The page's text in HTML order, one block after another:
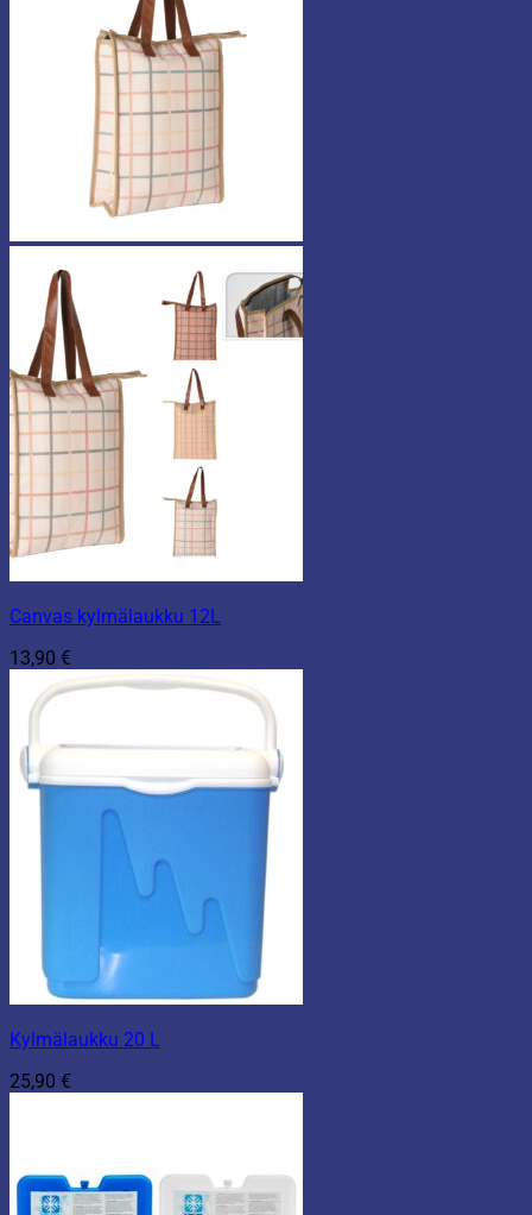
Canvas kylmälaukku 12L
13,90 €
Kylmälaukku 20 L
25,90 €